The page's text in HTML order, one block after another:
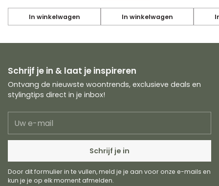
In winkelwagen
Hoeveelheid
In winkelwagen
Hoeveelheid
Schrijf je in & laat je inspireren
Ontvang de nieuwste woontrends, exclusieve deals en
stylingtips direct in je inbox!
e-
mail
Schrijf je in
Door dit formulier in te vullen, meld je je aan voor onze e-mails en
kun je je op elk moment afmelden.